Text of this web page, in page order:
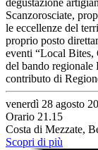
Scanzorosciate,
le eccellenze del
proprio posto
eventi “Local Bites,
del bando
contributo di
venerdì 28 agosto
Orario 21.15
Costa di Mezzate,
Scopri di più